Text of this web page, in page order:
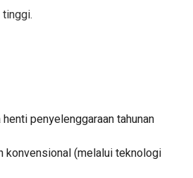
penyelenggaraan tahunan
konvensional (melalui teknologi